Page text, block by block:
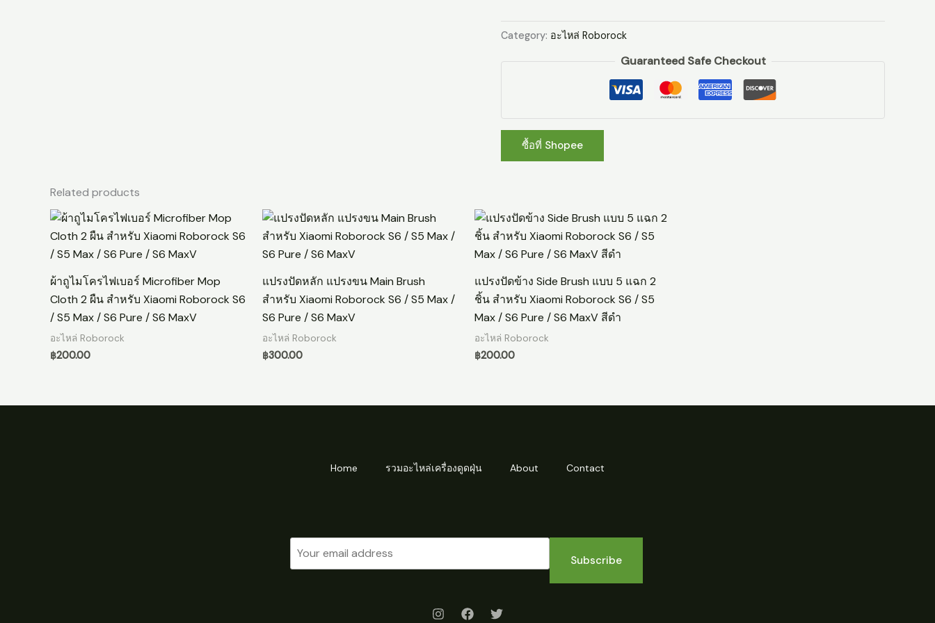
Category: อะไหล่ Roborock
Guaranteed Safe Checkout
ซื้อที่ Shopee
Related products
ผ้าถูไมโครไฟเบอร์ Microfiber Mop
Cloth 2 ผืน สำหรับ Xiaomi Roborock S6
/ S5 Max / S6 Pure / S6 MaxV
อะไหล่ Roborock
฿200.00
แปรงปัดหลัก แปรงขน Main Brush
สำหรับ Xiaomi Roborock S6 / S5 Max /
S6 Pure / S6 MaxV
อะไหล่ Roborock
฿300.00
แปรงปัดข้าง Side Brush แบบ 5 แฉก 2
ชิ้น สำหรับ Xiaomi Roborock S6 / S5
Max / S6 Pure / S6 MaxV สีดำ
อะไหล่ Roborock
฿200.00
Home รวมอะไหล่เครื่องดูดฝุ่น About Contact
Subscribe